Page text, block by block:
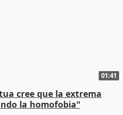
01:41
cree que la extrema
la homofobia"